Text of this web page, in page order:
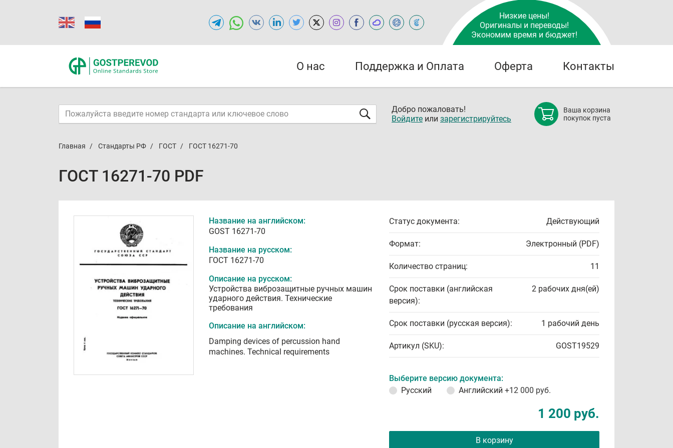
Низкие цены!
Оригиналы и переводы!
Экономим время и бюджет!
О нас Поддержка и Оплата Оферта Контакты
Добро пожаловать!
Войдите или зарегистрируйтесь
Ваша корзина
покупок пуста
Главная Стандарты РФ ГОСТ ГОСТ 16271-70
ГОСТ 16271-70 PDF
Название на английском:
GOST 16271-70
Название на русском:
ГОСТ 16271-70
Описание на русском:
Устройства виброзащитные ручных машин
ударного действия. Технические
требования
Описание на английском:
Damping devices of percussion hand
machines. Technical requirements
Статус документа: Действующий
Формат: Электронный (PDF)
Количество страниц: 11
Срок поставки (английская
версия):
2 рабочих дня(ей)
Срок поставки (русская версия): 1 рабочий день
Артикул (SKU): GOST19529
Выберите версию документа:
Русский
Английский +12 000 руб.
1 200 руб.
В корзину